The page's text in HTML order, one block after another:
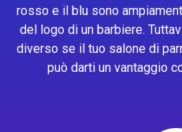
rosso e il blu sono
del logo di un barbiere.
diverso se il tuo salone di
può darti un vantaggio